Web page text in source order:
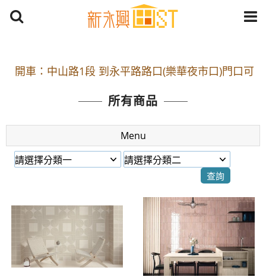
停車
捷運： 中和線【頂溪站 2 號出口】往中山路1段139
原Line已滿 無法加Line好友 請親愛的客戶加入
LINE官方帳號@a0975005573
開車：中山路1段 到永平路路口(樂華夜市口)門口可
捷運： 中和線【頂溪站 2 號出口】往中山路1段139
號約10分鐘
原Line已滿 無法加Line好友 請親愛的客戶加入
LINE官方帳號@a0975005573
所有商品
Menu